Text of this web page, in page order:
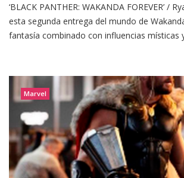
‘BLACK PANTHER: WAKANDA FOREVER’ /
esta segunda entrega del mundo de
fantasía combinado con influencias místicas
Marvel